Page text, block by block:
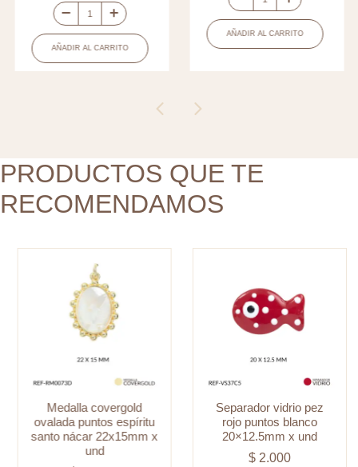
Medalla
covergold
ovalada
22x15mm
x
und
AÑADIR AL CARRITO
Separador
vidrio
pez
und
AÑADIR AL CARRITO
PRODUCTOS QUE TE
RECOMENDAMOS
Medalla covergold
ovalada puntos espíritu
santo nácar 22x15mm x
und
Separador vidrio pez
rojo puntos blanco
20×12.5mm x und
$2.000